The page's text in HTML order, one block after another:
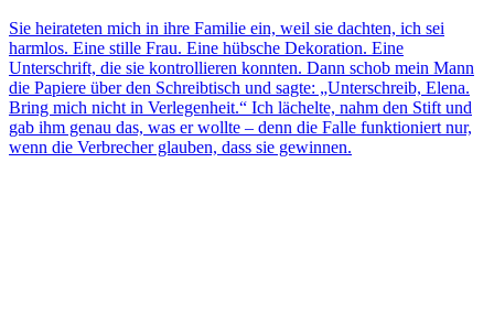
Sie heirateten mich in ihre Familie ein, weil sie dachten, ich sei
harmlos. Eine stille Frau. Eine hübsche Dekoration. Eine
Unterschrift, die sie kontrollieren konnten. Dann schob mein Mann
die Papiere über den Schreibtisch und sagte: „Unterschreib, Elena.
Bring mich nicht in Verlegenheit.“ Ich lächelte, nahm den Stift und
gab ihm genau das, was er wollte – denn die Falle funktioniert nur,
wenn die Verbrecher glauben, dass sie gewinnen.